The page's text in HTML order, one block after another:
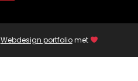
Webdesign portfoliomet